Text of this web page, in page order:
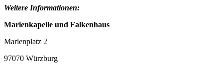
Weitere Informationen:
Marienkapelle und Falkenhaus
Marienplatz 2
97070 Würzburg